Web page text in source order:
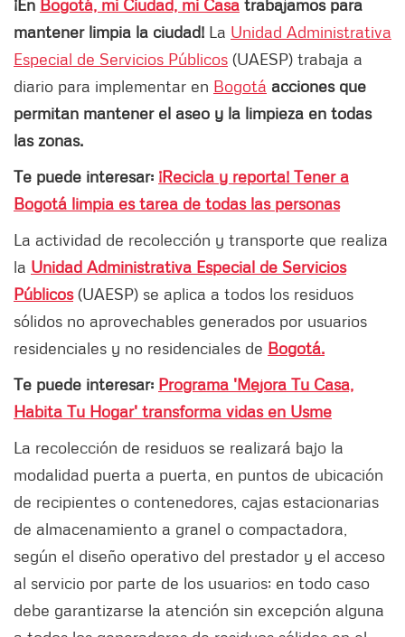
¡En Bogotá, mi Ciudad, mi Casa trabajamos para
mantener limpia la ciudad! La Unidad Administrativa
Especial de Servicios Públicos (UAESP) trabaja a
diario para implementar en Bogotá acciones que
permitan mantener el aseo y la limpieza en todas
las zonas.
Te puede interesar: ¡Recicla y reporta! Tener a
Bogotá limpia es tarea de todas las personas
La actividad de recolección y transporte que realiza
la Unidad Administrativa Especial de Servicios
Públicos(UAESP) se aplica a todos los residuos
sólidos no aprovechables generados por usuarios
residenciales y no residenciales de Bogotá.
Te puede interesar: Programa 'Mejora Tu Casa,
Habita Tu Hogar' transforma vidas en Usme
La recolección de residuos se realizará bajo la
modalidad puerta a puerta, en puntos de ubicación
de recipientes o contenedores, cajas estacionarias
de almacenamiento a granel o compactadora,
según el diseño operativo del prestador y el acceso
al servicio por parte de los usuarios; en todo caso
debe garantizarse la atención sin excepción alguna